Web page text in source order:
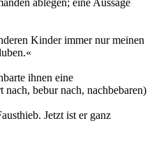
Kinder immer nur meinen
ihnen eine
nach, bebur nach, nachbebaren)
Jetzt ist er ganz